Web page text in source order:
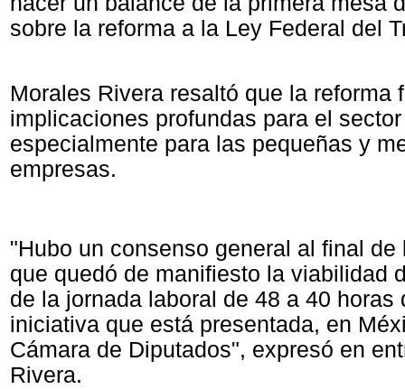
sobre la reforma a la Ley Federal del
Morales Rivera resaltó que la reforma
implicaciones profundas para el
especialmente para las pequeñas y
empresas.
"Hubo un consenso general al final de
que quedó de manifiesto la viabilidad
de la jornada laboral de 48 a 40 horas
iniciativa que está presentada, en
Cámara de Diputados", expresó en
Rivera.